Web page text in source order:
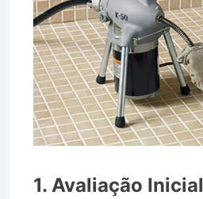
1. Avaliação Inicial